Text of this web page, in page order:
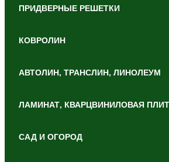
ПРИДВЕРНЫЕ РЕШЕТКИ
КОВРОЛИН
АВТОЛИН, ТРАНСЛИН, ЛИНОЛЕУМ
ЛАМИНАТ, КВАРЦВИНИЛОВАЯ
САД И ОГОРОД